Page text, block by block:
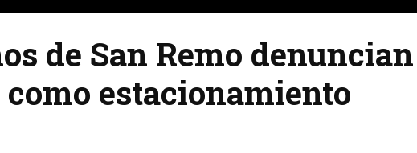
de San Remo denuncian
estacionamiento